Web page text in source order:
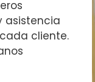
asistencia
cliente.